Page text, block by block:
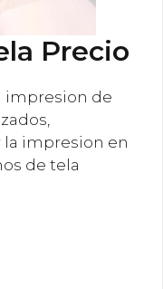
Precio
impresion de
la impresion en
de tela